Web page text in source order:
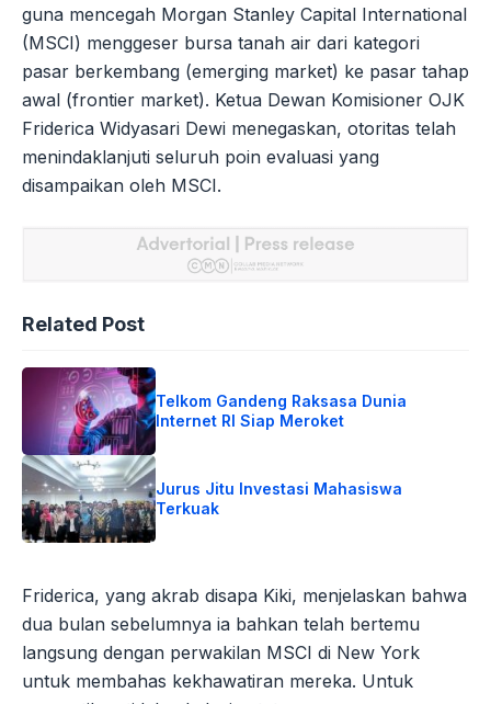
guna mencegah Morgan Stanley Capital International
(MSCI) menggeser bursa tanah air dari kategori
pasar berkembang (emerging market) ke pasar tahap
awal (frontier market). Ketua Dewan Komisioner OJK
Friderica Widyasari Dewi menegaskan, otoritas telah
menindaklanjuti seluruh poin evaluasi yang
disampaikan oleh MSCI.
Related Post
Telkom Gandeng Raksasa Dunia
Internet RI Siap Meroket
Jurus Jitu Investasi Mahasiswa
Terkuak
Friderica, yang akrab disapa Kiki, menjelaskan bahwa
dua bulan sebelumnya ia bahkan telah bertemu
langsung dengan perwakilan MSCI di New York
untuk membahas kekhawatiran mereka. Untuk